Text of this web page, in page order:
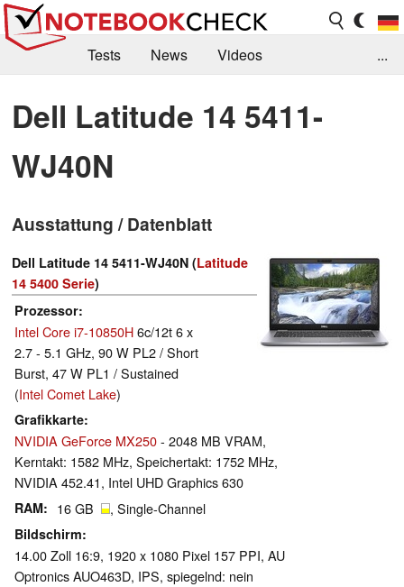
Tests News
Videos
Kaufberatung
Deals Suche
Jobs
Forum
...
Dell Latitude 14 5411-
WJ40N
Ausstattung / Datenblatt
Dell Latitude 14 5411-WJ40N (Latitude
14 5400 Serie)
Prozessor
Intel Core i7-10850H6c/12t 6 x
2.7 - 5.1 GHz, 90 W PL2 / Short
Burst, 47 W PL1 / Sustained
(Intel Comet Lake)
Grafikkarte
NVIDIA GeForce MX250- 2048 MB VRAM,
Kerntakt: 1582 MHz, Speichertakt: 1752 MHz,
NVIDIA 452.41, Intel UHD Graphics 630
RAM 16 GB , Single-Channel
Bildschirm
14.00 Zoll 16:9, 1920 x 1080 Pixel 157 PPI, AU
Optronics AUO463D, IPS, spiegelnd: nein